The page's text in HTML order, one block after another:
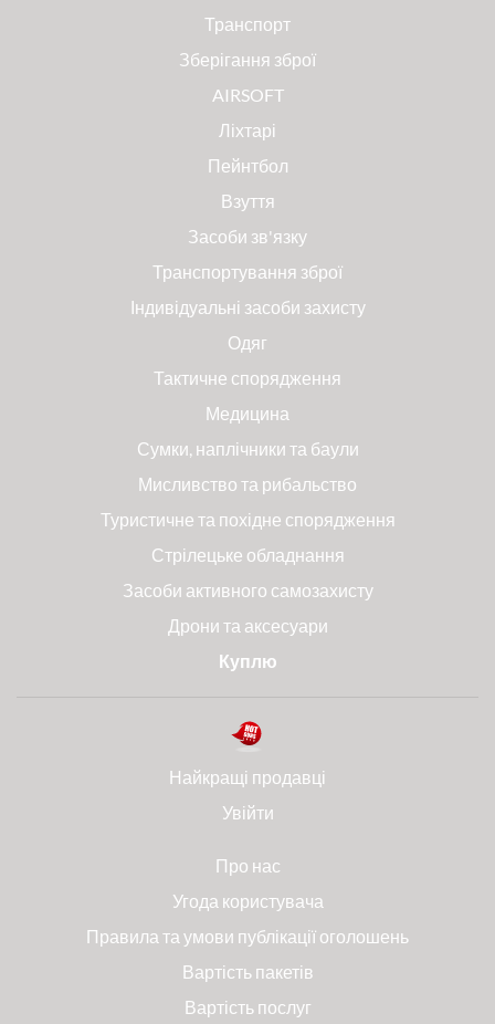
Транспорт
Зберігання зброї
AIRSOFT
Ліхтарі
Пейнтбол
Взуття
Засоби зв'язку
Транспортування зброї
Індивідуальні засоби захисту
Одяг
Тактичне спорядження
Медицина
Сумки, наплічники та баули
Мисливство та рибальство
Туристичне та похідне спорядження
Стрілецьке обладнання
Засоби активного самозахисту
Дрони та аксесуари
Куплю
Найкращі продавці
Увійти
Про нас
Угода користувача
Правила та умови публікації оголошень
Вартість пакетів
Вартість послуг